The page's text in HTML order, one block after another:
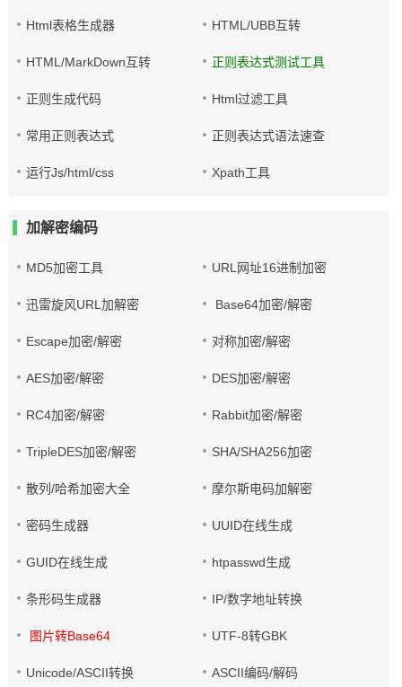
Html表格生成器 HTML/UBB互转
HTML/MarkDown互转 正则表达式测试工具
正则生成代码 Html过滤工具
常用正则表达式 正则表达式语法速查
运行Js/html/css Xpath工具
加解密编码
MD5加密工具 URL网址16进制加密
迅雷旋风URL加解密 Base64加密/解密
Escape加密/解密 对称加密/解密
AES加密/解密 DES加密/解密
RC4加密/解密 Rabbit加密/解密
TripleDES加密/解密 SHA/SHA256加密
散列/哈希加密大全 摩尔斯电码加解密
密码生成器 UUID在线生成
GUID在线生成 htpasswd生成
条形码生成器 IP/数字地址转换
图片转Base64 UTF-8转GBK
Unicode/ASCII转换 ASCII编码/解码